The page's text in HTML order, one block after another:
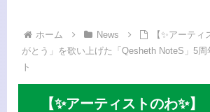
ホーム News
【✨アーテ
がとう」を歌い上げた「Qesheth NoteS」5
ト
【✨アーティストのわ✨】